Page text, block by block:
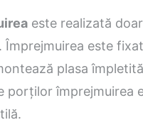
este realizată
Împrejmuirea este
plasa
porţilor împrejmuirea